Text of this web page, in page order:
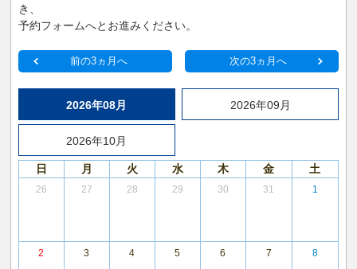
き、
予約フォームへとお進みください。
前の3ヵ月へ 次の3ヵ月へ
2026年08月 2026年09月
2026年10月
日 月 火 水 木 金 土
26 27 28 29 30 31 1
2 3 4 5 6 7 8